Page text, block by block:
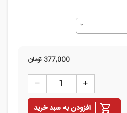
377,000 تومان
افزودن به سبد خرید